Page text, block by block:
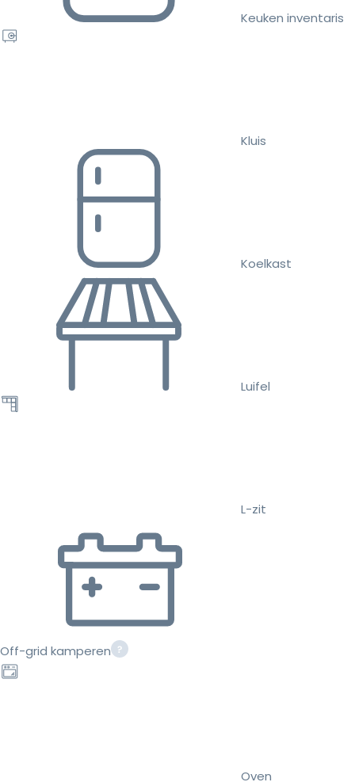
Keuken inventaris
Kluis
Koelkast
Luifel
L-zit
Off-grid kamperen
Oven